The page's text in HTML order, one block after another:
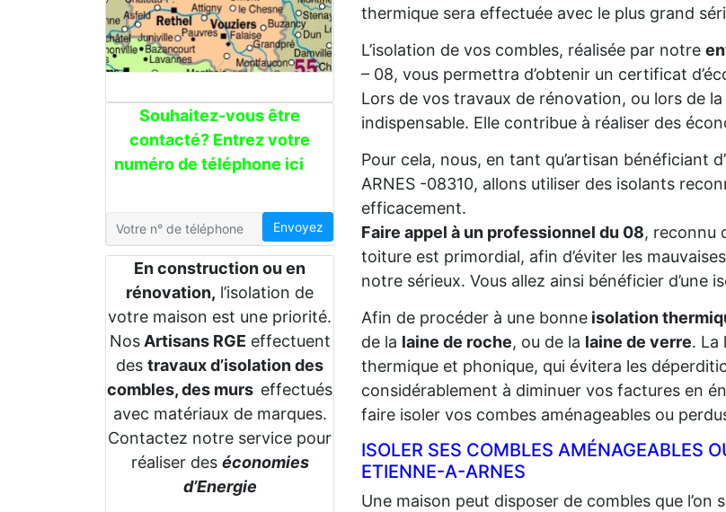
Souhaitez-vous être
contacté? Entrez votre
numéro de téléphone ici
Envoyez
En construction ou en
rénovation, l’isolation de
votre maison est une priorité.
NosArtisans RGE effectuent
des travaux d’isolation des
combles, des murs effectués
avec matériaux de marques.
Contactez notre service pour
réaliser des économies
d’Energie
thermique sera effectuée avec le plus grand
L’isolation de vos combles, réalisée par notre
– 08, vous permettra d’obtenir un certificat
Lors de vos travaux de rénovation, ou lors de
indispensable. Elle contribue à réaliser des
Pour cela, nous, en tant qu’artisan bénéficiant
ARNES -08310, allons utiliser des isolants
efficacement.
Faire appel à un professionnel du 08, reconnu
toiture est primordial, afin d’éviter les
notre sérieux. Vous allez ainsi bénéficier d’une
Afin de procéder à une bonne isolation
de la laine de roche, ou de la laine de verre. La
thermique et phonique, qui évitera les
considérablement à diminuer vos factures en
faire isoler vos combes aménageables ou
ISOLER SES COMBLES AMÉNAGEABLES
ETIENNE-A-ARNES
Une maison peut disposer de combles que